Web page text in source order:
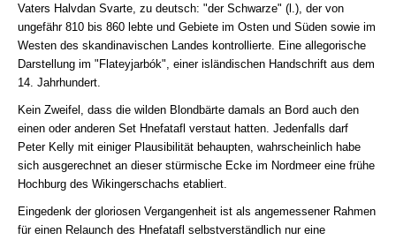
Vaters Halvdan Svarte, zu deutsch: "der Schwarze" (l.), der von
ungefähr 810 bis 860 lebte und Gebiete im Osten und Süden sowie im
Westen des skandinavischen Landes kontrollierte. Eine allegorische
Darstellung im "Flateyjarbók", einer isländischen Handschrift aus dem
14. Jahrhundert.
Kein Zweifel, dass die wilden Blondbärte damals an Bord auch den
einen oder anderen Set Hnefatafl verstaut hatten. Jedenfalls darf
Peter Kelly mit einiger Plausibilität behaupten, wahrscheinlich habe
sich ausgerechnet an dieser stürmische Ecke im Nordmeer eine frühe
Hochburg des Wikingerschachs etabliert.
Eingedenk der gloriosen Vergangenheit ist als angemessener Rahmen
für einen Relaunch des Hnefatafl selbstverständlich nur eine